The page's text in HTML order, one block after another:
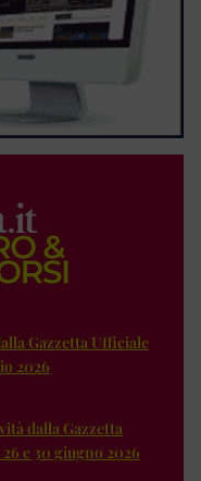
Gazzetta Ufficiale
2026
dalla Gazzetta
e 30 giugno 2026